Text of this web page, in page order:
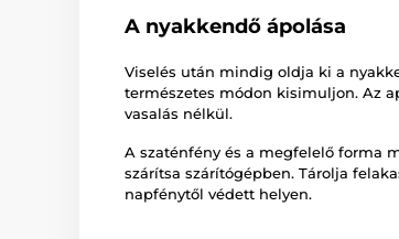
A nyakkendő ápolása
Viselés után mindig oldja ki a
természetes módon kisimuljon. Az
vasalás nélkül.
A szaténfény és a megfelelő forma
szárítsa szárítógépben. Tárolja
napfénytől védett helyen.